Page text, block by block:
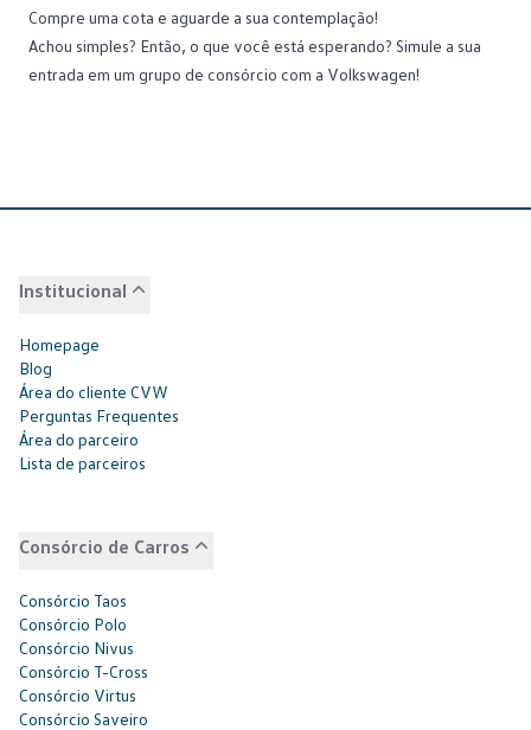
Compre uma cota e aguarde a sua contemplação!
Achou simples? Então, o que você está esperando? Simule a sua
entrada em um grupo de consórcio com a Volkswagen!
Institucional
Homepage
Blog
Área do cliente CVW
Perguntas Frequentes
Área do parceiro
Lista de parceiros
Consórcio de Carros
Consórcio Taos
Consórcio Polo
Consórcio Nivus
Consórcio T-Cross
Consórcio Virtus
Consórcio Saveiro